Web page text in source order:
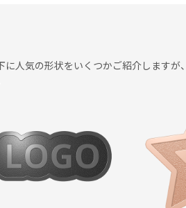
人気の形状をいくつかご紹介しますが